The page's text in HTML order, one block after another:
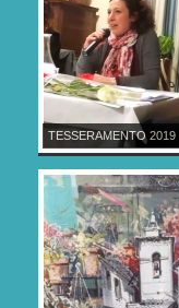
TESSERAMENTO 2019